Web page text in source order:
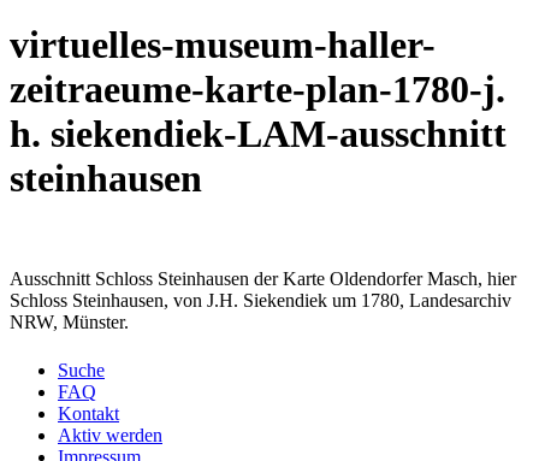
virtuelles-museum-haller-
zeitraeume-karte-plan-1780-j.
h. siekendiek-LAM-ausschnitt
steinhausen
Ausschnitt Schloss Steinhausen der Karte Oldendorfer Masch, hier
Schloss Steinhausen, von J.H. Siekendiek um 1780, Landesarchiv
NRW, Münster.
Suche
FAQ
Kontakt
Aktiv werden
Impressum